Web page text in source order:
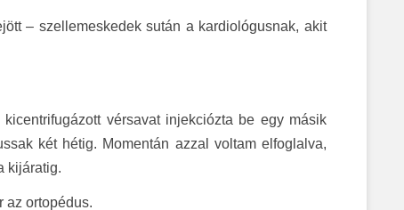
– szellemeskedek sután a kardiológusnak, akit
vérsavat injekciózta be egy másik
két hétig. Momentán azzal voltam elfoglalva,
kijáratig.
az ortopédus.